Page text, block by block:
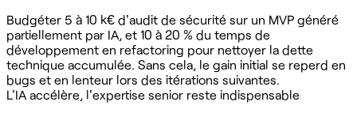
Budgéter 5 à 10 k€ d'audit de sécurité sur un MVP généré
partiellement par IA, et 10 à 20 % du temps de
développement en refactoring pour nettoyer la dette
technique accumulée. Sans cela, le gain initial se reperd en
bugs et en lenteur lors des itérations suivantes.
L'IA accélère, l'expertise senior reste indispensable